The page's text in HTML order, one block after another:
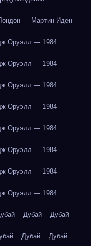
— Мартин Иден
Оруэлл — 1984
Оруэлл — 1984
Оруэлл — 1984
Оруэлл — 1984
Оруэлл — 1984
Оруэлл — 1984
Оруэлл — 1984
Оруэлл — 1984
Дубай Дубай
Дубай Дубай